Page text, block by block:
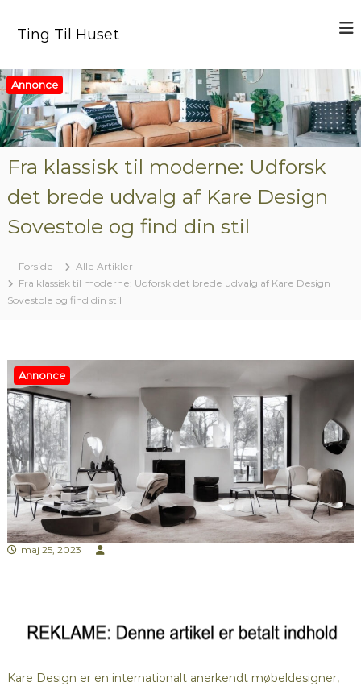
r
e
t
i
l
Ting Til Huset
Annonce
Fra klassisk til moderne: Udforsk
det brede udvalg af Kare Design
Sovestole og find din stil
Forside
Alle Artikler
Fra klassisk til moderne: Udforsk det brede udvalg af Kare Design
Sovestole og find din stil
Annonce
maj 25, 2023
Kare Design er en internationalt anerkendt møbeldesigner,